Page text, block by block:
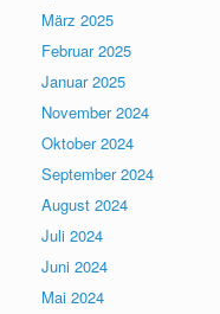
März 2025
Februar 2025
Januar 2025
November 2024
Oktober 2024
September 2024
August 2024
Juli 2024
Juni 2024
Mai 2024